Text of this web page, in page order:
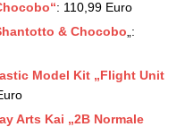
: 110,99 Euro
& Chocobo „:
Model Kit „Flight Unit
Arts Kai „2B Normale